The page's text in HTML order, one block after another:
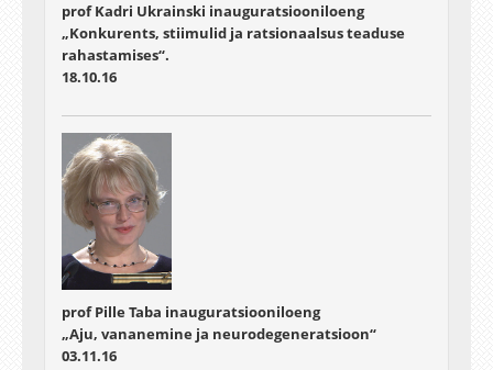
prof Kadri Ukrainski inauguratsiooniloeng
„Konkurents, stiimulid ja ratsionaalsus teaduse
rahastamises“.
18.10.16
prof Pille Taba inauguratsiooniloeng
„Aju, vananemine ja neurodegeneratsioon“
03.11.16